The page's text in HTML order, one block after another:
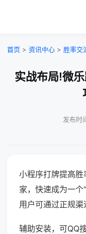
首页 > 资讯中心 > 胜率交
实战布局!微
发布时
小程序打牌提高
家，快速成为一个
用户可通过正规渠
辅助安装，可QQ